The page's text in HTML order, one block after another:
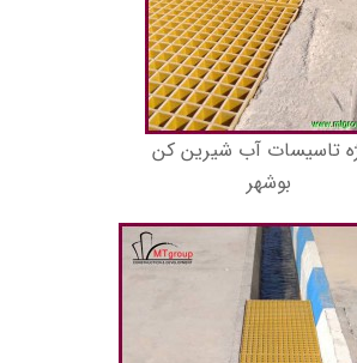
تاسیسات آب شیرین کن
بوشهر